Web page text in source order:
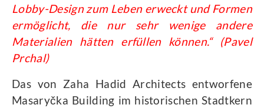
Lobby-Design zum Leben erweckt und Formen
ermöglicht, die nur sehr wenige andere
Materialien hätten erfüllen können.“ (Pavel
Prchal)
Das von Zaha Hadid Architects entworfene
Masaryčka Building im historischen Stadtkern